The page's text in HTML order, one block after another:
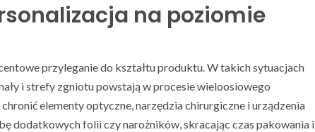
na poziomie
przyleganie do kształtu produktu. W takich sytuacjach
i strefy zgniotu powstają w procesie wieloosiowego
elementy optyczne, narzędzia chirurgiczne i urządzenia
dodatkowych folii czy narożników, skracając czas pakowania i